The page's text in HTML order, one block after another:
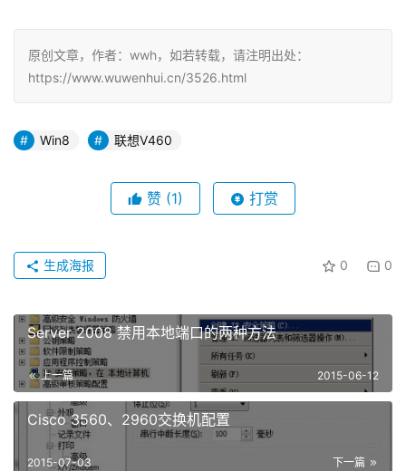
原创文章，作者：wwh，如若转载，请注明出处：
https://www.wuwenhui.cn/3526.html
Win8 联想V460
赞 (1) 打赏
0 0
生成海报
Server 2008 禁用本地端口的两种方法
上一篇 2015-06-12
Cisco 3560、2960交换机配置
下一篇
2015-07-03